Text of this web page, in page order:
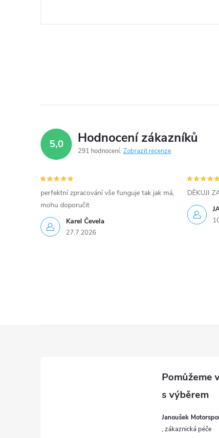
5,0 Hodnocení zákazníků
291 hodnocení Zobrazit recenze
Karel Čevela
27.7.2026
perfektní zpracování vše funguje tak jak má,
mohu doporučit
DĚKUJI
Janoušek